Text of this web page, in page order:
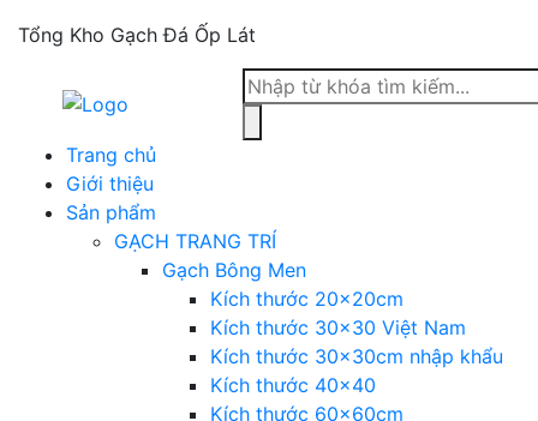
Tổng Kho Gạch Đá Ốp Lát
Tìm
kiếm
sản
Trang chủ
Giới thiệu
Sản phẩm
GẠCH TRANG TRÍ
Gạch Bông Men
Kích thước 20x20cm
Kích thước 30×30 Việt Nam
Kích thước 30x30cm nhập khẩu
Kích thước 40×40
Kích thước 60x60cm